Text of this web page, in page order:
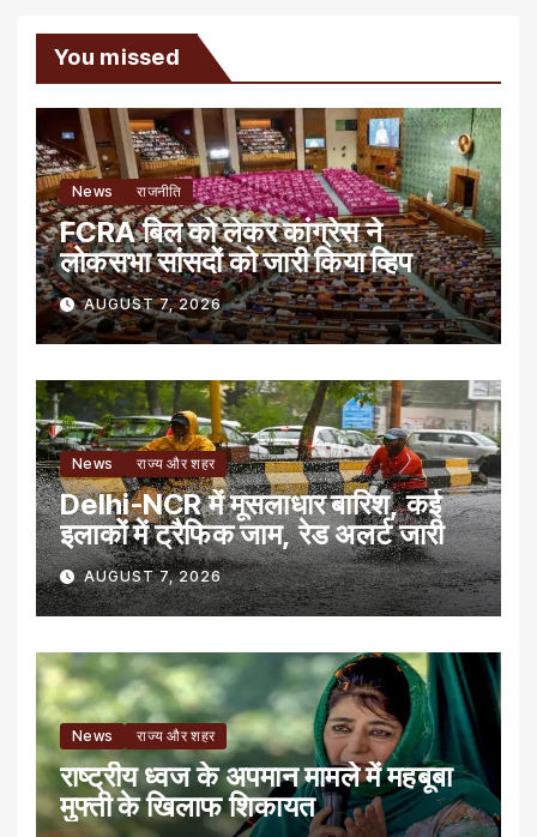
You missed
News राजनीति
FCRA बिल को लेकर कांग्रेस ने
लोकसभा सांसदों को जारी किया व्हिप
AUGUST 7, 2026
News राज्य और शहर
Delhi-NCR में मूसलाधार बारिश, कई
इलाकों में ट्रैफिक जाम, रेड अलर्ट जारी
AUGUST 7, 2026
News राज्य और शहर
राष्ट्रीय ध्वज के अपमान मामले में महबूबा
मुफ्ती के खिलाफ शिकायत